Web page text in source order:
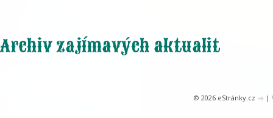
Archiv zajímavých aktualit
© 2026 eStránky.cz |